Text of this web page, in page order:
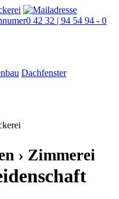
0 42 32 | 94 54 94 - 0
Dachfenster
› Zimmerei